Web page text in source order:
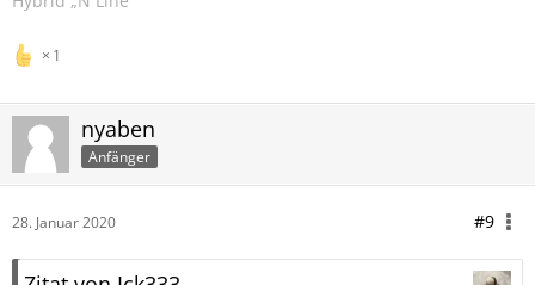
1
nyaben
Anfänger
28. Januar 2020 #9